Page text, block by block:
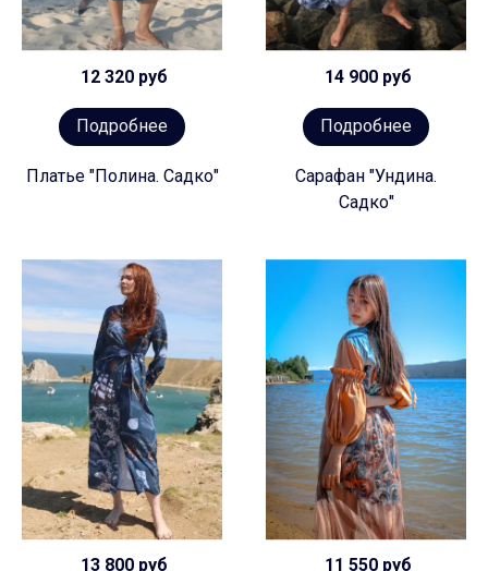
12 320 руб
Подробнее
Платье "Полина. Садко"
14 900 руб
Подробнее
Сарафан "Ундина.
Садко"
13 800 руб 11 550 руб